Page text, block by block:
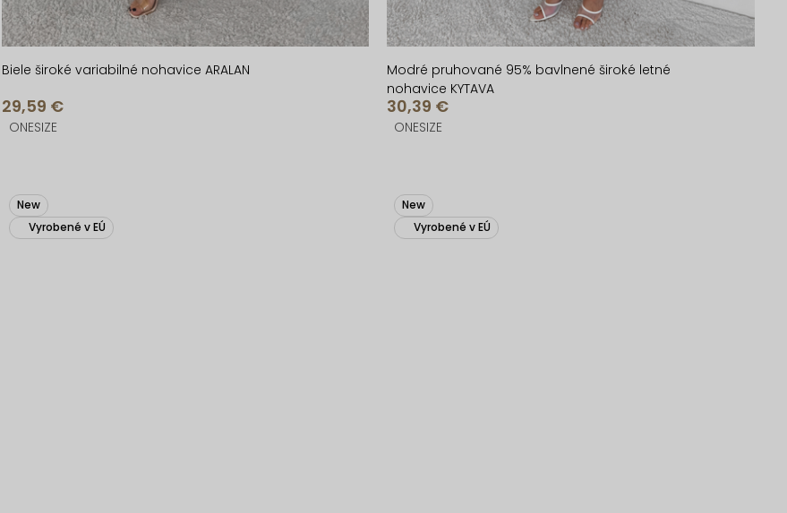
Biele široké variabilné nohavice ARALAN
29,59 €
ONESIZE
Modré pruhované 95% bavlnené široké letné
nohavice KYTAVA
30,39 €
ONESIZE
New
Vyrobené v EÚ
New
Vyrobené v EÚ